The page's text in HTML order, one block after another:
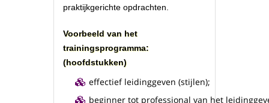
praktijkgerichte opdrachten.
Voorbeeld van het
trainingsprogramma:
(hoofdstukken)
effectief leidinggeven (stijlen);
beginner tot professional van het